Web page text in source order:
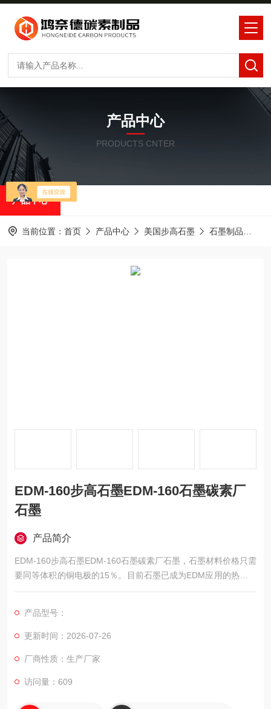
产品中心
PRODUCTS CNTER
产品中心
当前位置： 首页 产品中心 美国步高石墨 石墨制品
EDM-160步高石墨EDM-160石墨碳素厂
石墨
产品简介
EDM-160步高石墨EDM-160石墨碳素厂石墨，石墨材料价格只需
要同等体积的铜电极的15％。目前石墨已成为EDM应用的热门材
料，相较之下石墨材料的成本更低，更稳定。
产品型号：
更新时间：2026-07-26
厂商性质：生产厂家
访问量：609